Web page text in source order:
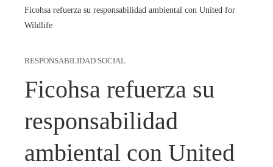
Ficohsa refuerza su responsabilidad ambiental con United for
Wildlife
RESPONSABILIDAD SOCIAL
Ficohsa refuerza su
responsabilidad
ambiental con United